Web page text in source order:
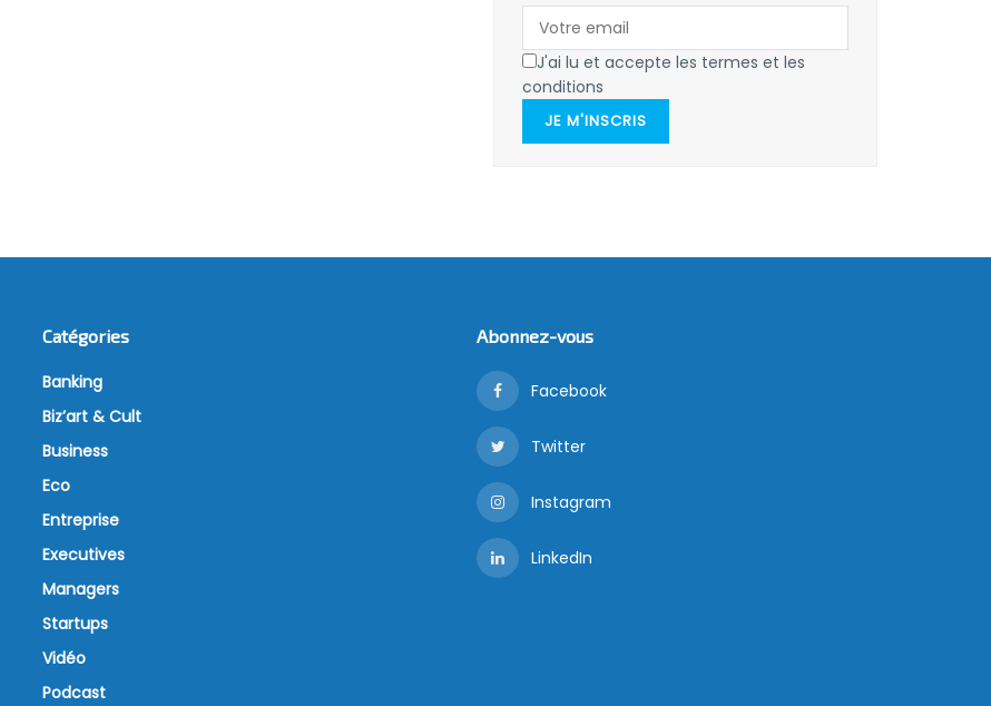
J'ai lu et accepte les termes et les
conditions
JE M'INSCRIS
Catégories
Banking
Biz’art & Cult
Business
Eco
Entreprise
Executives
Managers
Startups
Vidéo
Podcast
Abonnez-vous
Facebook
Twitter
Instagram
LinkedIn